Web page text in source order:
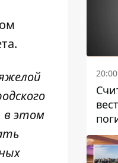
в этом
20:00